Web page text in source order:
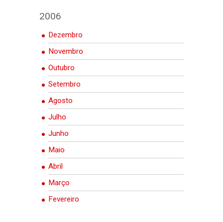
2006
Dezembro
Novembro
Outubro
Setembro
Agosto
Julho
Junho
Maio
Abril
Março
Fevereiro